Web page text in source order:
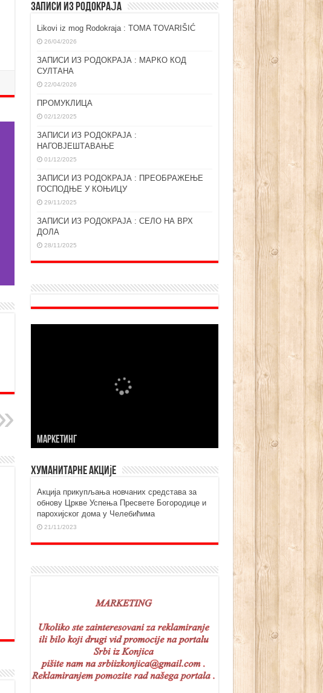
ЗАПИСИ ИЗ РОДОКРАЈА
Likovi iz mog Rodokraja : TOMA TOVARIŠIĆ
26/04/2026
ЗАПИСИ ИЗ РОДОКРАЈА : МАРКО КОД
СУЛТАНА
22/04/2026
ПРОМУКЛИЦА
02/12/2025
ЗАПИСИ ИЗ РОДОКРАЈА :
НАГОВЈЕШТАВАЊЕ
01/12/2025
ЗАПИСИ ИЗ РОДОКРАЈА : ПРЕОБРАЖЕЊЕ
ГОСПОДЊЕ У КОЊИЦУ
29/11/2025
ЗАПИСИ ИЗ РОДОКРАЈА : СЕЛО НА ВРХ
ДОЛА
28/11/2025
МАРKЕТИНГ
Хуманитарне акције
Aкција прикупљања новчаних средстава за
обнову Цркве Успења Пресвете Богородице и
парохијског дома у Челебићима
21/11/2023